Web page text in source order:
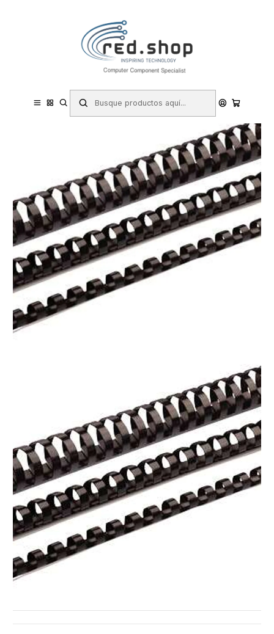
Haga Click Aqui
Papelería y Material de oficina Máquinas de oficina
Máquinas y accesorios de encuadernación Canutillos
Fellowes Pack de 50 Canutillos de Plastico 45mm - Hasta 410 Hojas
- Facil de Utilizar y Flexible - Alta Calidad - Color Negro